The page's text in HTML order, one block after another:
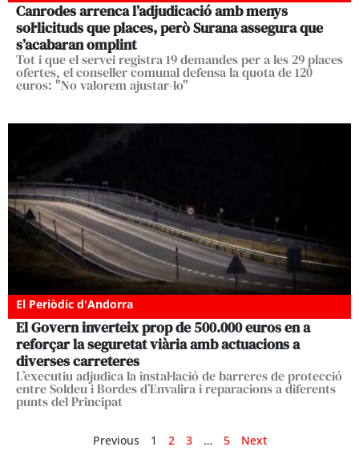
Canrodes arrenca l’adjudicació amb menys
sol·licituds que places, però Surana assegura que
s’acabaran omplint
Tot i que el servei registra 19 demandes per a les 29 places
ofertes, el conseller comunal defensa la quota de 120
euros: "No valorem ajustar-lo"
El Periòdic d'Andorra
El Govern inverteix prop de 500.000 euros en a
reforçar la seguretat viària amb actuacions a
diverses carreteres
L’executiu adjudica la instal·lació de barreres de protecció
entre Soldeu i Bordes d’Envalira i reparacions a diferents
punts del Principat
Previous 1 2 3 … 5 Next